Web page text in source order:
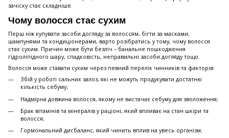
зачіску стає складніше.
Чому волосся стає сухим
Перш ніж купувати засоби догляду за волоссям, бігти за масками,
шампунями та кондиціонерами, варто розібратись у тому, чому волосся
стає сухим. Причин може бути безліч – банальне пошкодження
гідроліпідного шару, спадковість, неправильні засоби догляду тощо.
Волосся може ставати сухим через певний перелік чинників та факторів:
Збій у роботі сальних залоз, які не можуть продукувати достатню
кількість себуму;
Надмірна довжина волосся, якому не вистачає себуму для зволоження;
Брак вітамінів та мінералів у раціоні, який впливає на стан шкіри та
волосся;
Гормональний дисбаланс, який чинить вплив на увесь організм;